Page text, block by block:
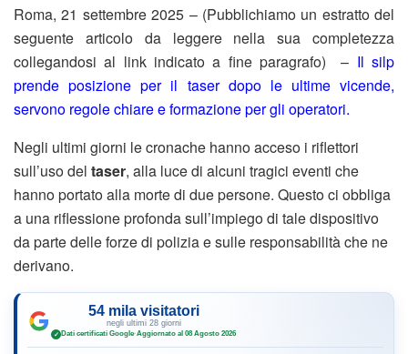
Roma, 21 settembre 2025 – (Pubblichiamo un estratto del
seguente articolo da leggere nella sua completezza
collegandosi al link indicato a fine paragrafo) – Il silp
prende posizione per il taser dopo le ultime vicende,
servono regole chiare e formazione per gli operatori.
Negli ultimi giorni le cronache hanno acceso i riflettori
sull’uso del taser, alla luce di alcuni tragici eventi che
hanno portato alla morte di due persone. Questo ci obbliga
a una riflessione profonda sull’impiego di tale dispositivo
da parte delle forze di polizia e sulle responsabilità che ne
derivano.
54 mila visitatori
negli ultimi 28 giorni
✓ Dati certificati Google·Aggiornato al 08 Agosto 2026